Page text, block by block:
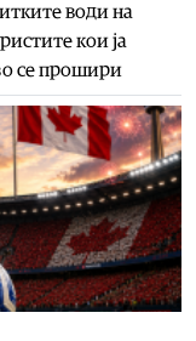
води на
кои ја
се прошири